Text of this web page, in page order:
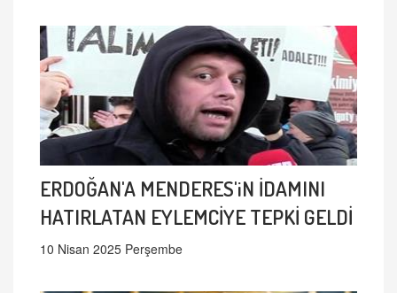
ERDOĞAN'A MENDERES'iN İDAMINI
HATIRLATAN EYLEMCİYE TEPKİ GELDİ
10 Nisan 2025 Perşembe